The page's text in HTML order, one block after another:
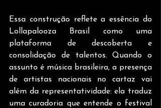
Essa construção reflete a essência do
Lollapalooza Brasil como uma
plataforma de descoberta e
consolidação de talentos. Quando o
assunto é música brasileira, a presença
de artistas nacionais no cartaz vai
além da representatividade: ela traduz
uma curadoria que entende o festival